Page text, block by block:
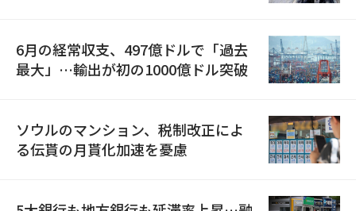
6月の経常収支、497億ドルで「過去
最大」…輸出が初の1000億ドル突破
ソウルのマンション、税制改正によ
る伝貰の月貰化加速を憂慮